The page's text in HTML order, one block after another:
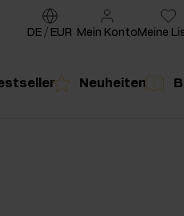
Neuheiten
DE / EUR Mein Konto Meine